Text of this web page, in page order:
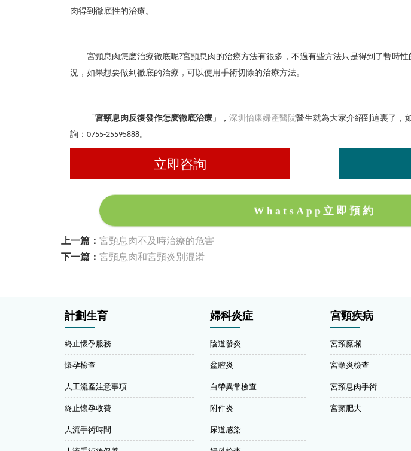
肉得到徹底性的治療。
宮頸息肉怎麽治療徹底呢?宮頸息肉的治療方法有很多，不過有些方法只是得到了暫時
況，如果想要做到徹底的治療，可以使用手術切除的治療方法。
「 宮頸息肉反復發作怎麽徹底治療 」， 深圳怡康婦產醫院醫生就為大家介紹到這裏了，
詢： 0755-25595888。
立即咨詢
WhatsApp立即預約
上一篇： 宮頸息肉不及時治療的危害
下一篇： 宮頸息肉和宮頸炎別混淆
計劃生育
終止懷孕服務
懷孕檢查
人工流產注意事項
終止懷孕收費
人流手術時間
婦科炎症
陰道發炎
盆腔炎
白帶異常檢查
附件炎
尿道感染
宮頸疾病
宮頸糜爛
宮頸炎檢查
宮頸息肉手術
宮頸肥大